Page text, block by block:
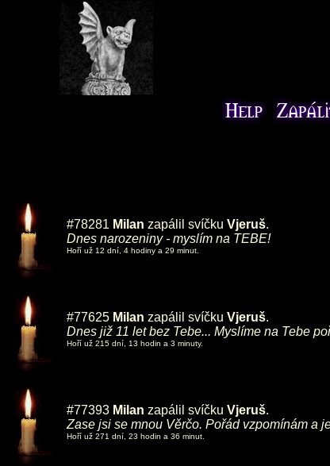
#78281 Milan zapálil svíčku Vjeruš.
Dnes narozeniny - myslím na TEBE!
Hoří už 12 dní, 4 hodiny a 29 minut.
#77625 Milan zapálil svíčku Vjeruš.
Dnes již 11 let bez Tebe... Myslíme na Tebe
Hoří už 215 dní, 13 hodin a 3 minuty.
#77393 Milan zapálil svíčku Vjeruš.
Zase jsi se mnou Věrčo. Pořád vzpomínám a
Hoří už 271 dní, 23 hodin a 36 minut.